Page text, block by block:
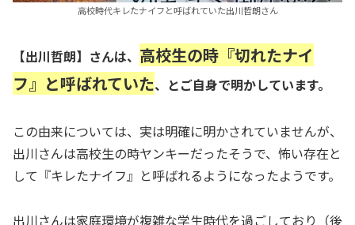
高校時代キレたナイフと呼ばれていた出川哲朗さん
【出川哲朗】さんは、 高校生の時『切れたナイ
フ』と呼ばれていた、とご自身で明かしています。
この由来については、実は明確に明かされていませんが、
出川さんは高校生の時ヤンキーだったそうで、怖い存在と
して『キレたナイフ』と呼ばれるようになったようです。
出川さんは家庭環境が複雑な学生時代を過ごしており（後